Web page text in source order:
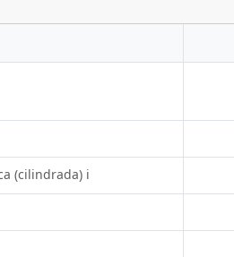
(cilindrada) ℹ️